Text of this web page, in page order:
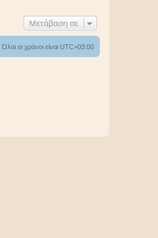
Μετάβαση σε
Όλοι οι χρόνοι είναι UTC+03:00